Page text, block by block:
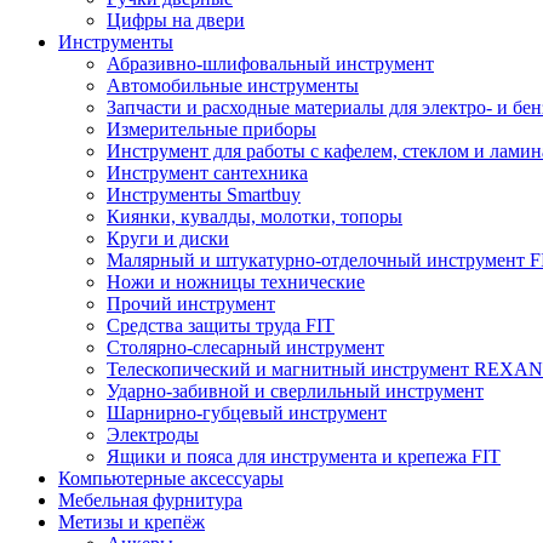
Цифры на двери
Инструменты
Абразивно-шлифовальный инструмент
Автомобильные инструменты
Запчасти и расходные материалы для электро- и
Измерительные приборы
Инструмент для работы с кафелем, стеклом и
Инструмент сантехника
Инструменты Smartbuy
Киянки, кувалды, молотки, топоры
Круги и диски
Малярный и штукатурно-отделочный инструмент
Ножи и ножницы технические
Прочий инструмент
Средства защиты труда FIT
Столярно-слесарный инструмент
Телескопический и магнитный инструмент
Ударно-забивной и сверлильный инструмент
Шарнирно-губцевый инструмент
Электроды
Ящики и пояса для инструмента и крепежа FIT
Компьютерные аксессуары
Мебельная фурнитура
Метизы и крепёж